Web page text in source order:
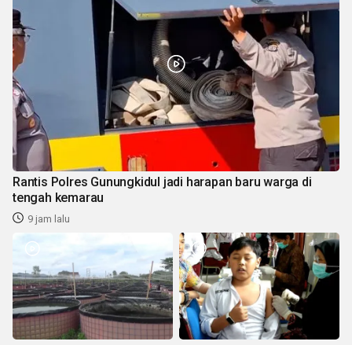
Rantis Polres Gunungkidul jadi harapan baru warga di
tengah kemarau
9 jam lalu